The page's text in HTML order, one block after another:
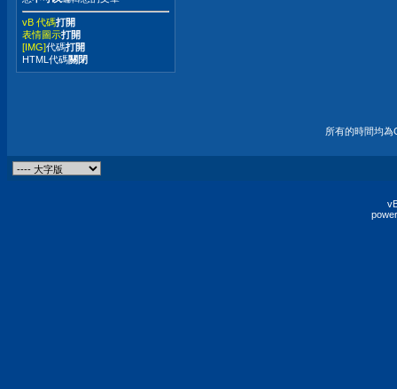
vB 代碼打開
表情圖示打開
[IMG]代碼打開
HTML代碼關閉
所有的時間均為